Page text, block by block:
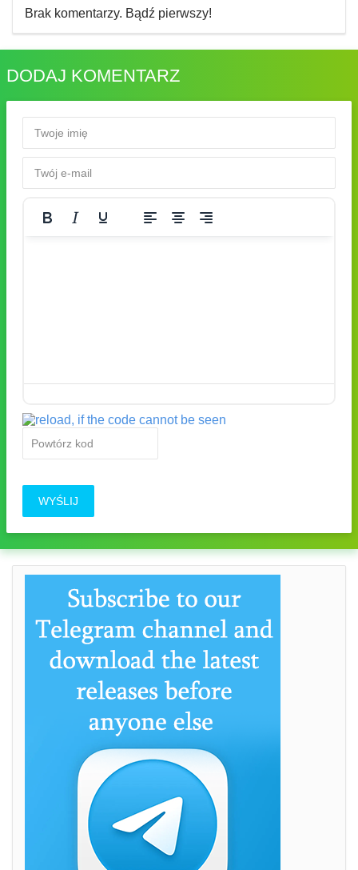
Brak komentarzy. Bądź pierwszy!
DODAJ KOMENTARZ
WYŚLIJ